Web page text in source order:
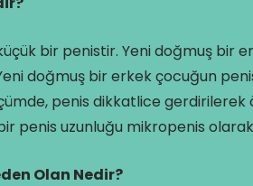
bir penistir. Yeni doğmuş bir
Yeni doğmuş bir erkek çocuğun
penis dikkatlice gerdirilerek
penis uzunluğu mikropenis
Olan Nedir?